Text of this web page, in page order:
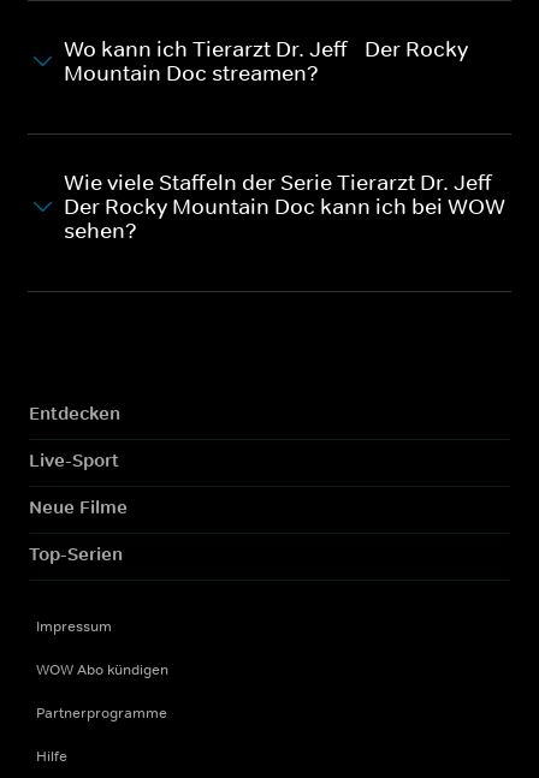
Wo kann ich Tierarzt Dr. Jeff - Der Rocky
Mountain Doc streamen?
Wie viele Staffeln der Serie Tierarzt Dr. Jeff -
Der Rocky Mountain Doc kann ich bei WOW
sehen?
Entdecken
Live-Sport
Neue Filme
Top-Serien
Impressum
WOW Abo kündigen
Partnerprogramme
Hilfe